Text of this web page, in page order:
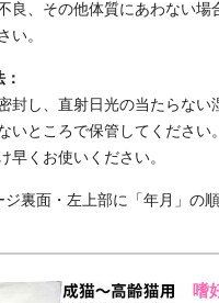
良、その他体質にあわない
い。
封し、直射日光の当たらな
いところで保管してください。
早くお使いください。
ジ裏面・左上部に「年月」の順
嗜